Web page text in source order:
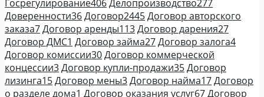
Госрегулирование406Делопроизводство277
Доверенности36Договор2445Договор авторского
заказа7Договор аренды113Договор дарения27
Договор ДМС1 Договор займа27Договор залога4
Договор комиссии30Договор коммерческой
концессии3Договор купли-продажи35Договор
лизинга15Договор мены3Договор найма17Договор
о разделе дома1 Договор оказания услуг67Договор